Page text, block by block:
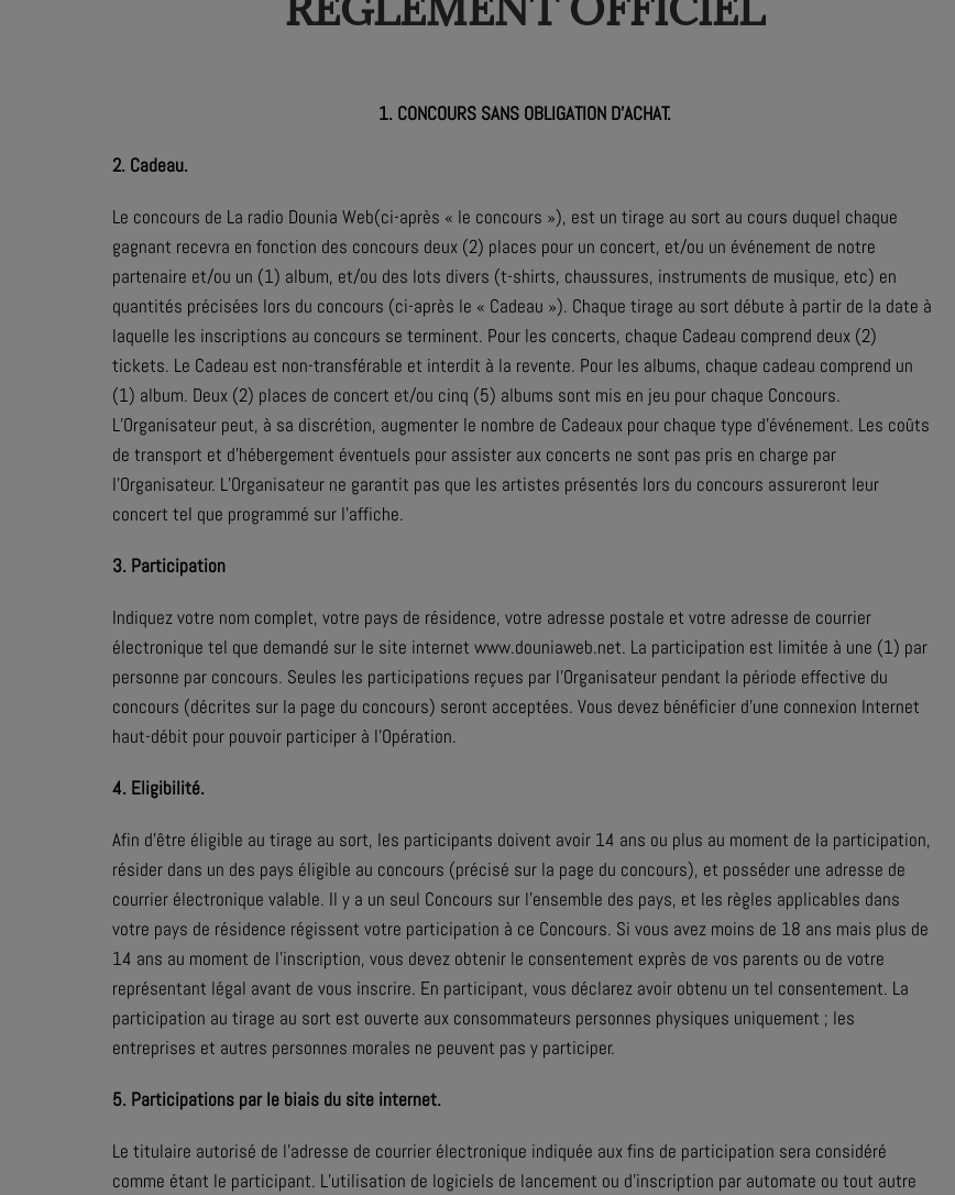
1. CONCOURS SANS OBLIGATION D’ACHAT.
2. Cadeau.
Le concours de La radio Dounia Web(ci-après « le concours »), est un tirage au sort au cours duquel chaque
gagnant recevra en fonction des concours deux (2) places pour un concert, et/ou un événement de notre
partenaire et/ou un (1) album, et/ou des lots divers (t-shirts, chaussures, instruments de musique, etc) en
quantités précisées lors du concours (ci-après le « Cadeau »). Chaque tirage au sort débute à partir de la date à
laquelle les inscriptions au concours se terminent. Pour les concerts, chaque Cadeau comprend deux (2)
tickets. Le Cadeau est non-transférable et interdit à la revente. Pour les albums, chaque cadeau comprend un
(1) album. Deux (2) places de concert et/ou cinq (5) albums sont mis en jeu pour chaque Concours.
L’Organisateur peut, à sa discrétion, augmenter le nombre de Cadeaux pour chaque type d’événement. Les coûts
de transport et d’hébergement éventuels pour assister aux concerts ne sont pas pris en charge par
l’Organisateur. L’Organisateur ne garantit pas que les artistes présentés lors du concours assureront leur
concert tel que programmé sur l'affiche.
3. Participation
Indiquez votre nom complet, votre pays de résidence, votre adresse postale et votre adresse de courrier
électronique tel que demandé sur le site internet www.douniaweb.net. La participation est limitée à une (1) par
personne par concours. Seules les participations reçues par l’Organisateur pendant la période effective du
concours (décrites sur la page du concours) seront acceptées. Vous devez bénéficier d’une connexion Internet
haut-débit pour pouvoir participer à l’Opération.
4. Eligibilité.
Afin d’être éligible au tirage au sort, les participants doivent avoir 14 ans ou plus au moment de la participation,
résider dans un des pays éligible au concours (précisé sur la page du concours), et posséder une adresse de
courrier électronique valable. Il y a un seul Concours sur l’ensemble des pays, et les règles applicables dans
votre pays de résidence régissent votre participation à ce Concours. Si vous avez moins de 18 ans mais plus de
14 ans au moment de l’inscription, vous devez obtenir le consentement exprès de vos parents ou de votre
représentant légal avant de vous inscrire. En participant, vous déclarez avoir obtenu un tel consentement. La
participation au tirage au sort est ouverte aux consommateurs personnes physiques uniquement ; les
entreprises et autres personnes morales ne peuvent pas y participer.
5. Participations par le biais du site internet.
Le titulaire autorisé de l’adresse de courrier électronique indiquée aux fins de participation sera considéré
comme étant le participant. L’utilisation de logiciels de lancement ou d’inscription par automate ou tout autre
Abdoulhakim
Hamidou